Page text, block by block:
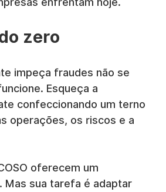
zero
impeça fraudes não se
Esqueça a
confeccionando um terno
operações, os riscos e a
oferecem um
Mas sua tarefa é adaptar